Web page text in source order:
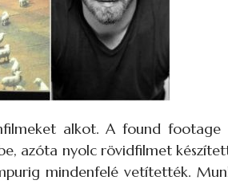
alkot. A found
azóta nyolc rövidfilmet
mindenfelé vetítették.